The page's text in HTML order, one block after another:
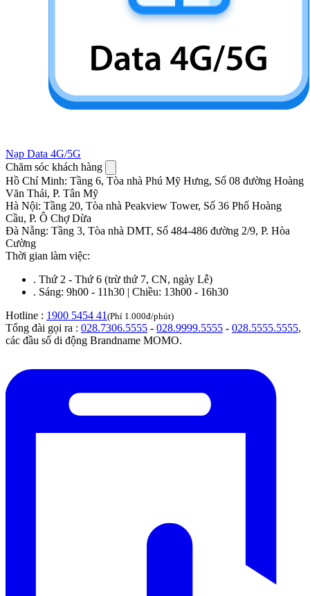
Nạp Data 4G/5G
Chăm sóc khách hàng
Hồ Chí Minh: Tầng 6, Tòa nhà Phú Mỹ Hưng, Số 08 đường Hoàng
Văn Thái, P. Tân Mỹ
Hà Nội: Tầng 20, Tòa nhà Peakview Tower, Số 36 Phố Hoàng
Cầu, P. Ô Chợ Dừa
Đà Nẵng: Tầng 3, Tòa nhà DMT, Số 484-486 đường 2/9, P. Hòa
Cường
Thời gian làm việc:
. Thứ 2 - Thứ 6 (trừ thứ 7, CN, ngày Lễ)
. Sáng: 9h00 - 11h30 | Chiều: 13h00 - 16h30
Hotline : 1900 5454 41 (Phí 1.000đ/phút)
Tổng đài gọi ra : 028.7306.5555 - 028.9999.5555 - 028.5555.5555,
các đầu số di động Brandname MOMO.